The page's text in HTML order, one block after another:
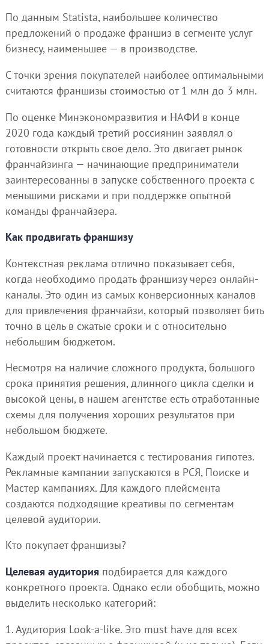
По данным Statista, наибольшее количество
предложений о продаже франшиз в сегменте услуг
бизнесу, наименьшее — в производстве.
С точки зрения покупателей наиболее оптимальными
считаются франшизы стоимостью от 1 млн до 3 млн.
По оценке Минэкономразвития и НАФИ в конце
2020 года каждый третий россиянин заявлял о
готовности открыть свое дело. Это двигает рынок
франчайзинга — начинающие предприниматели
заинтересованны в запуске собственного проекта с
меньшими рисками и при поддержке опытной
команды франчайзера.
Как продвигать франшизу
Контекстная реклама отлично показывает себя,
когда необходимо продать франшизу через онлайн-
каналы. Это один из самых конверсионных каналов
для привлечения франчайзи, который позволяет бить
точно в цель в сжатые сроки и с относительно
небольшим бюджетом.
Несмотря на наличие сложного продукта, большого
срока принятия решения, длинного цикла сделки и
высокой цены, в нашем агентстве есть отработанные
схемы для получения хороших результатов при
небольшом бюджете.
Каждый проект начинается с тестирования гипотез.
Рекламные кампании запускаются в РСЯ, Поиске и
Мастер кампаниях. Для каждого плейсмента
создаются подходящие креативы по сегментам
целевой аудитории.
Кто покупает франшизы?
Целевая аудиторияподбирается для каждого
конкретного проекта. Однако если обобщить, можно
выделить несколько категорий:
1. Аудитория Look-a-like. Это must have для всех